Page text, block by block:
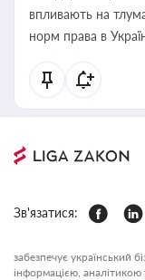
впливають на
норм права в
Зв'язатися:
забезпечує український
інформацією, аналітикою